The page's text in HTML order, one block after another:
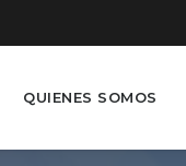
QUIENES SOMOS